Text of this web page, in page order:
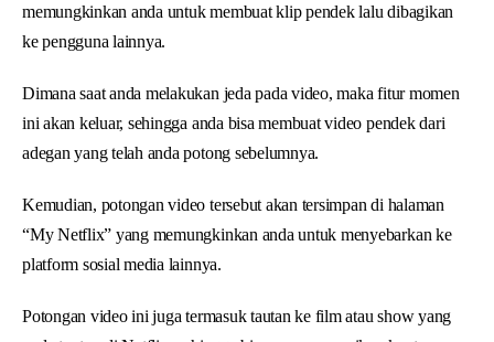
memungkinkan anda untuk membuat klip pendek lalu dibagikan
ke pengguna lainnya.
Dimana saat anda melakukan jeda pada video, maka fitur momen
ini akan keluar, sehingga anda bisa membuat video pendek dari
adegan yang telah anda potong sebelumnya.
Kemudian, potongan video tersebut akan tersimpan di halaman
“My Netflix” yang memungkinkan anda untuk menyebarkan ke
platform sosial media lainnya.
Potongan video ini juga termasuk tautan ke film atau show yang